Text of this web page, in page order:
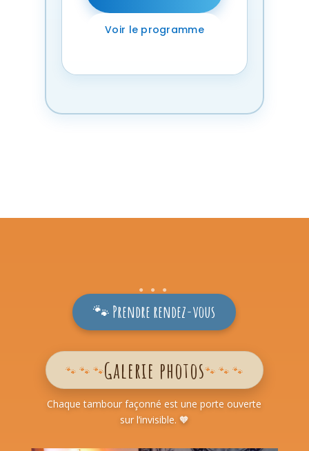
Voir le programme
🐾 Prendre rendez-vous
🐾 🐾 🐾Galerie photos🐾 🐾 🐾
Chaque tambour façonné est une porte ouverte
sur l’invisible. 🧡